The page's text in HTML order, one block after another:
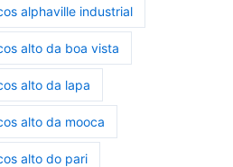
alphaville industrial
alto da boa vista
alto da lapa
alto da mooca
alto do pari